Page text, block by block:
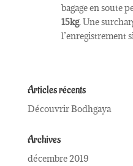
bagage en soute
15kg. Une
l’enregistrement
Articles récents
Découvrir Bodhgaya
Archives
décembre 2019